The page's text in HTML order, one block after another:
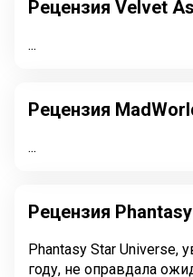
Рецензия Velvet
...
Рецензия
...
Рецензия
Phantasy Star Universe,
году, не оправдала